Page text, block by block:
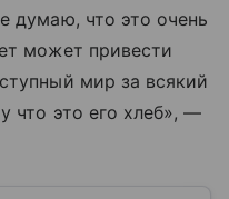
думаю, что это очень
может привести
мир за всякий
что это его хлеб», —